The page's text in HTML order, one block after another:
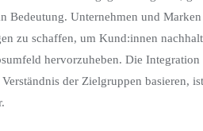
Bedeutung. Unternehmen und
zu schaffen, um Kund:innen
hervorzuheben. Die
der Zielgruppen basieren,